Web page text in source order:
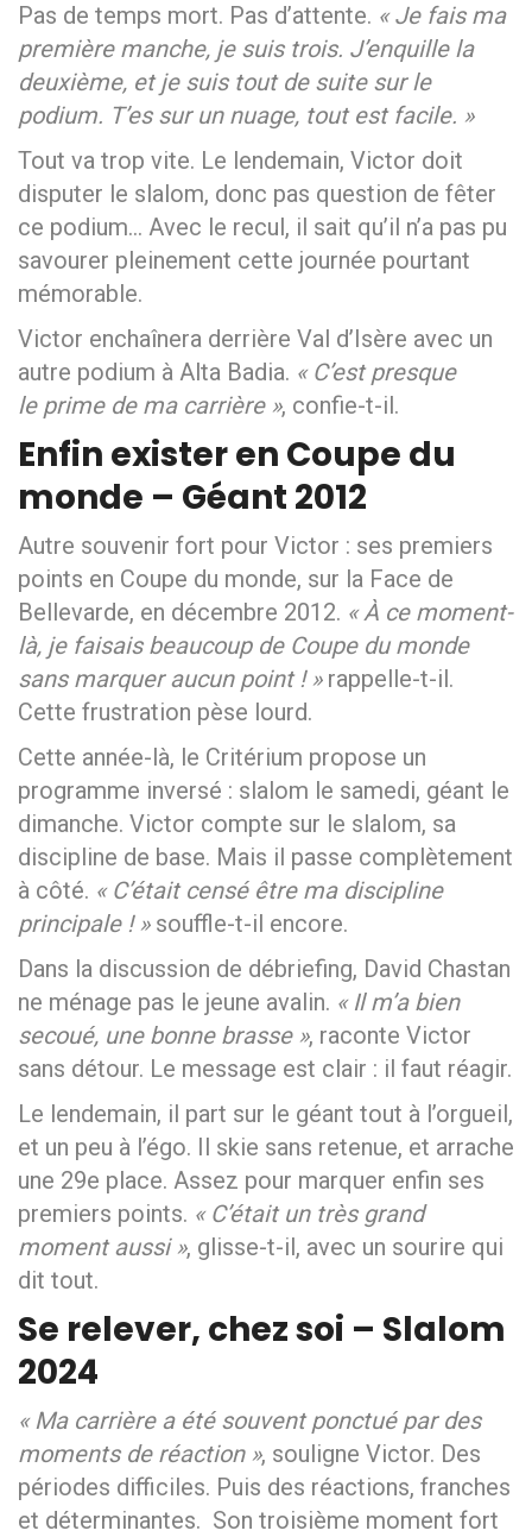
Pas de temps mort. Pas d’attente. « Je fais ma
première manche, je suis trois. J’enquille la
deuxième, et je suis tout de suite sur le
podium. T’es sur un nuage, tout est facile. »
Tout va trop vite. Le lendemain, Victor doit
disputer le slalom, donc pas question de fêter
ce podium… Avec le recul, il sait qu’il n’a pas pu
savourer pleinement cette journée pourtant
mémorable.
Victor enchaînera derrière Val d’Isère avec un
autre podium à Alta Badia. « C’est presque
le prime de ma carrière », confie-t-il.
Enfin exister en Coupe du
monde – Géant 2012
Autre souvenir fort pour Victor : ses premiers
points en Coupe du monde, sur la Face de
Bellevarde, en décembre 2012. « À ce moment-
là, je faisais beaucoup de Coupe du monde
sans marquer aucun point ! »rappelle-t-il.
Cette frustration pèse lourd.
Cette année-là, le Critérium propose un
programme inversé : slalom le samedi, géant le
dimanche. Victor compte sur le slalom, sa
discipline de base. Mais il passe complètement
à côté. « C’était censé être ma discipline
principale ! »souffle-t-il encore.
Dans la discussion de débriefing, David Chastan
ne ménage pas le jeune avalin. « Il m’a bien
secoué, une bonne brasse », raconte Victor
sans détour. Le message est clair : il faut réagir.
Le lendemain, il part sur le géant tout à l’orgueil,
et un peu à l’égo. Il skie sans retenue, et arrache
une 29e place. Assez pour marquer enfin ses
premiers points. « C’était un très grand
moment aussi », glisse-t-il, avec un sourire qui
dit tout.
Se relever, chez soi – Slalom
2024
« Ma carrière a été souvent ponctué par des
moments de réaction », souligne Victor. Des
périodes difficiles. Puis des réactions, franches
et déterminantes. Son troisième moment fort